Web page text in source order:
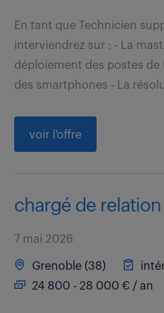
En tant que Technicien
interviendrez sur : - La
déploiement des postes
des smartphones - La
voir l'offre
chargé de
7 mai 2026
Grenoble (38)
24 800 - 28 000 € / an